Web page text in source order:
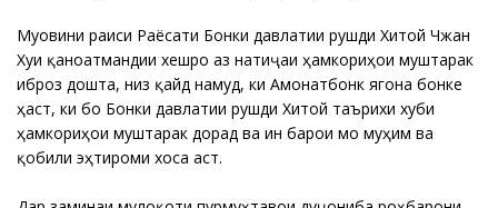
Муовини раиси Раёсати Бонки давлатии рушди Хитой Чжан
Хуи қаноатмандии хешро аз натиҷаи ҳамкориҳои муштарак
иброз дошта, низ қайд намуд, ки Амонатбонк ягона бонке
ҳаст, ки бо Бонки давлатии рушди Хитой таърихи хуби
ҳамкориҳои муштарак дорад ва ин барои мо муҳим ва
қобили эҳтироми хоса аст.